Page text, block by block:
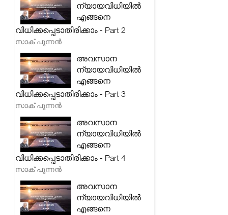
ന്യായവിധിയിൽ
എങ്ങനെ
വിധിക്കപ്പെടാതിരിക്കാം - Part 2
സാക് പുന്നൻ
അവസാന
ന്യായവിധിയിൽ
എങ്ങനെ
വിധിക്കപ്പെടാതിരിക്കാം - Part 3
സാക് പുന്നൻ
അവസാന
ന്യായവിധിയിൽ
എങ്ങനെ
വിധിക്കപ്പെടാതിരിക്കാം - Part 4
സാക് പുന്നൻ
അവസാന
ന്യായവിധിയിൽ
എങ്ങനെ